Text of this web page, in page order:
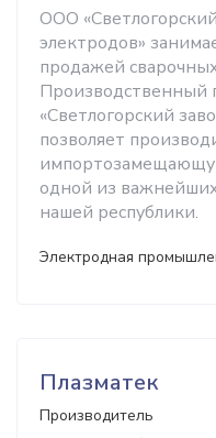
ООО
электродов»
продажей
Производственный
«Светлогорский
позволяет
одной из
нашей республики.
Электродная
Плазматек
Производитель